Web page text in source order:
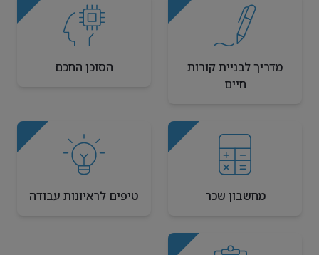
מדריך לבניית קורות
חיים
הסוכן החכם
מחשבון שכר טיפים לראיונות עבודה